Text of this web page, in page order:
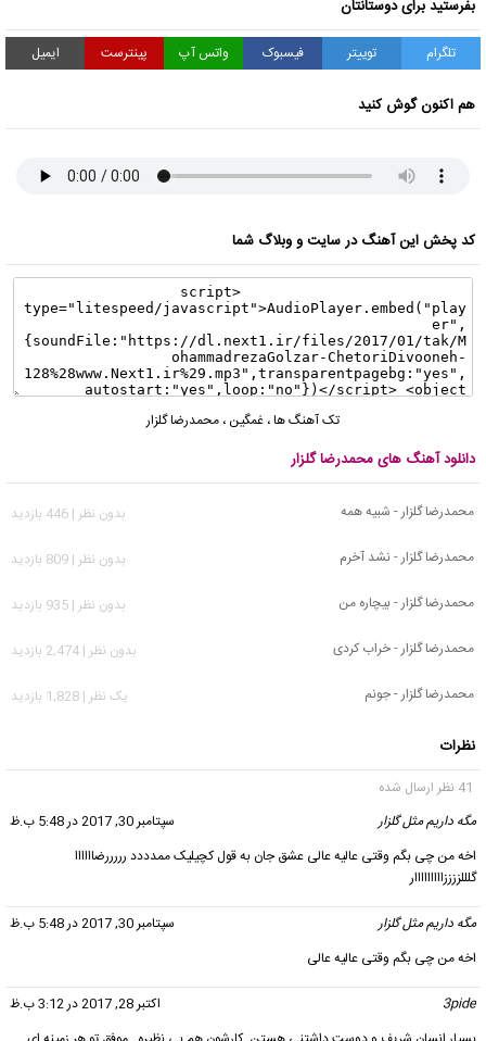
بفرستید برای دوستانتان
تلگرام توییتر فیسبوک واتس آپ پینترست ایمیل
هم اکنون گوش کنید
کد پخش این آهنگ در سایت و وبلاگ شما
تک آهنگ ها، غمگین ، محمدرضا گلزار
دانلود آهنگ های محمدرضا گلزار
محمدرضا گلزار - شبیه همه
بدون نظر | 446 بازدید
محمدرضا گلزار - نشد آخرم
بدون نظر | 809 بازدید
محمدرضا گلزار - بیچاره من
بدون نظر | 935 بازدید
محمدرضا گلزار - خراب کردی
بدون نظر | 2,474 بازدید
محمدرضا گلزار - جونم
يک نظر | 1,828 بازدید
نظرات
41 نظر ارسال شده
مگه داریم مثل گلزار
سپتامبر 30, 2017 در 5:48 ب.ظ
اخه من چی بگم وقتی عالیه عالی عشق جان به قول کچیلیک ممدددد رررررضاااااا
گلللززززااااااااار
مگه داریم مثل گلزار
سپتامبر 30, 2017 در 5:48 ب.ظ
اخه من چی بگم وقتی عالیه عالی
3pide
اکتبر 28, 2017 در 3:12 ب.ظ